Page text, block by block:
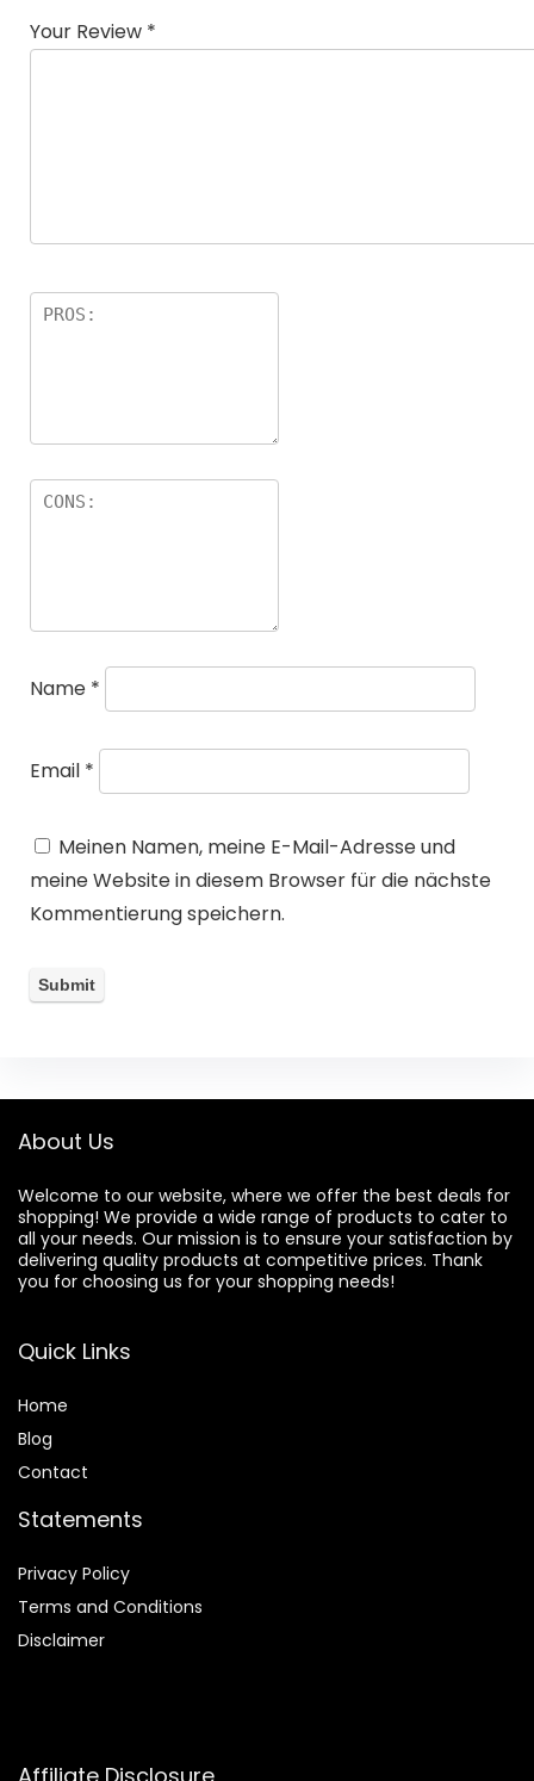
Your Review *
Name *
Email *
Meinen Namen, meine E-Mail-Adresse und
meine Website in diesem Browser für die nächste
Kommentierung speichern.
About Us
Welcome to our website, where we offer the best deals for
shopping! We provide a wide range of products to cater to
all your needs. Our mission is to ensure your satisfaction by
delivering quality products at competitive prices. Thank
you for choosing us for your shopping needs!
Quick Links
Home
Blog
Contact
Statements
Privacy Policy
Terms and Conditions
Disclaimer